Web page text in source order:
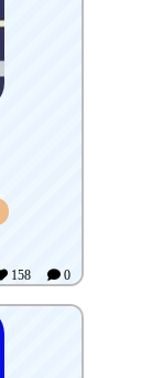
158 0